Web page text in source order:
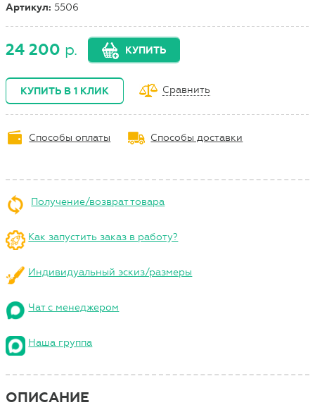
Артикул: 5506
24 200 р. КУПИТЬ
КУПИТЬ В 1 КЛИК Сравнить
Способы оплаты Способы доставки
Получение/возврат товара
Как запустить заказ в работу?
Индивидуальный эскиз/размеры
Чат с менеджером
Наша группа
ОПИСАНИЕ